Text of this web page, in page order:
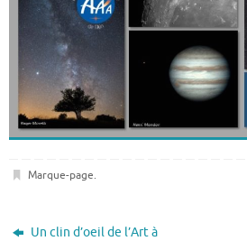
Marque-page.
Un clin d’oeil de l’Art à